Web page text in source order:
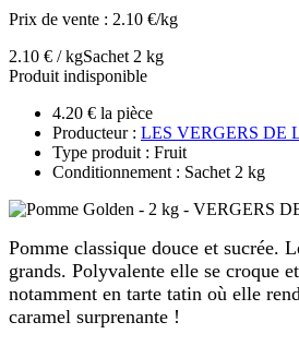
Prix de vente : 2.10 €/kg
2.10 € / kgSachet 2 kg
Produit indisponible
4.20 € la pièce
Producteur : LES VERGERS DE
Type produit : Fruit
Conditionnement : Sachet 2 kg
Pomme classique douce et sucrée.
grands. Polyvalente elle se croque
notamment en tarte tatin où elle
caramel surprenante !